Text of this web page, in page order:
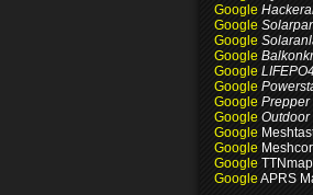
Google
Google
Google
Google
Google
Google
Google Prepper
Google Outdoor
Google
Google
Google
Google APRS